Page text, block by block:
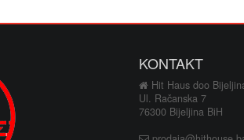
KONTAKT
Hit Haus doo
Ul. Račanska 7
76300 Bijeljina BiH